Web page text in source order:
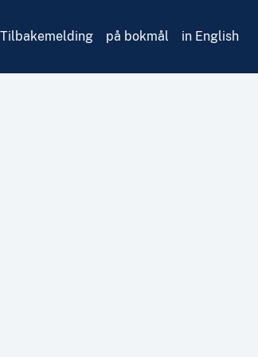
Tilbakemelding på bokmål in English